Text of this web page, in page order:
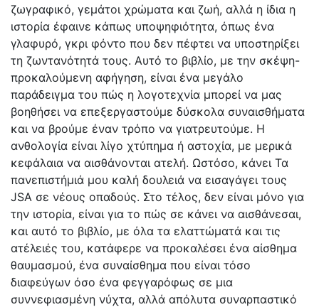
ζωγραφικό, γεμάτοι χρώματα και ζωή, αλλά η ίδια η
ιστορία έφαινε κάπως υποψηφιότητα, όπως ένα
γλαφυρό, γκρι φόντο που δεν πέφτει να υποστηρίξει
τη ζωντανότητά τους. Αυτό το βιβλίο, με την σκέψη-
προκαλούμενη αφήγηση, είναι ένα μεγάλο
παράδειγμα του πώς η λογοτεχνία μπορεί να μας
βοηθήσει να επεξεργαστούμε δύσκολα συναισθήματα
και να βρούμε έναν τρόπο να γιατρευτούμε. Η
ανθολογία είναι λίγο χτύπημα ή αστοχία, με μερικά
κεφάλαια να αισθάνονται ατελή. Ωστόσο, κάνει Τα
πανεπιστήμιά μου καλή δουλειά να εισαγάγει τους
JSA σε νέους οπαδούς. Στο τέλος, δεν είναι μόνο για
την ιστορία, είναι για το πώς σε κάνει να αισθάνεσαι,
και αυτό το βιβλίο, με όλα τα ελαττώματά και τις
ατέλειές του, κατάφερε να προκαλέσει ένα αίσθημα
θαυμασμού, ένα συναίσθημα που είναι τόσο
διαφεύγων όσο ένα φεγγαρόφως σε μια
συννεφιασμένη νύχτα, αλλά απόλυτα συναρπαστικό